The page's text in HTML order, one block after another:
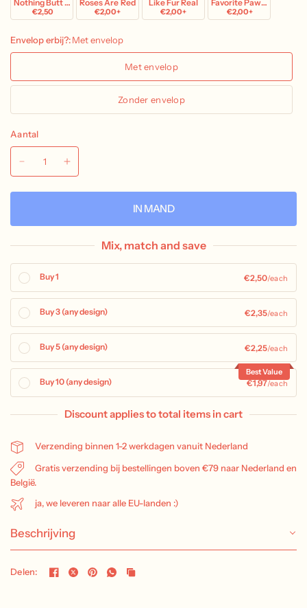
Nothing Butt Love
€2,50
Roses Are Red
€2,00+
Like Fur Real
€2,00+
Favorite Pawson
€2,00+
Envelop erbij?:Met envelop
Met envelop
Zonder envelop
Aantal
IN MAND
Mix, match and save
Buy 1 €2,50/each
Buy 3 (any design) €2,35/each
Buy 5 (any design) €2,25/each
Buy 10 (any design)
Best Value
€1,97/each
Discount applies to total items in cart
Verzending binnen 1-2 werkdagen vanuit Nederland
Gratis verzending bij bestellingen boven €79 naar Nederland en
België.
ja, we leveren naar alle EU-landen :)
Beschrijving
Delen: